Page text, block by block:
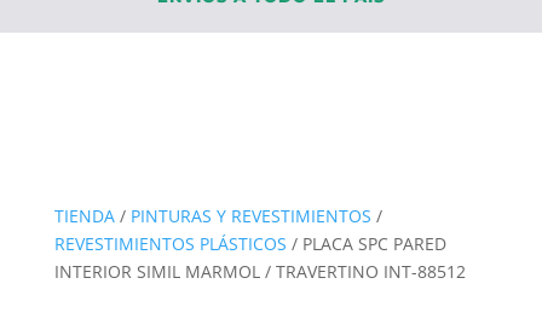
TIENDA/ PINTURAS Y REVESTIMIENTOS /
REVESTIMIENTOS PLÁSTICOS / PLACA SPC PARED
INTERIOR SIMIL MARMOL / TRAVERTINO INT-88512